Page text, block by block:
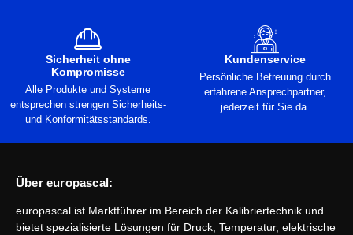
Sicherheit ohne
Kompromisse
Alle Produkte und Systeme
entsprechen strengen Sicherheits-
und Konformitätsstandards.
Kundenservice
Persönliche Betreuung durch
erfahrene Ansprechpartner,
jederzeit für Sie da.
Über europascal:
europascal ist Marktführer im Bereich der Kalibriertechnik und
bietet spezialisierte Lösungen für Druck, Temperatur, elektrische